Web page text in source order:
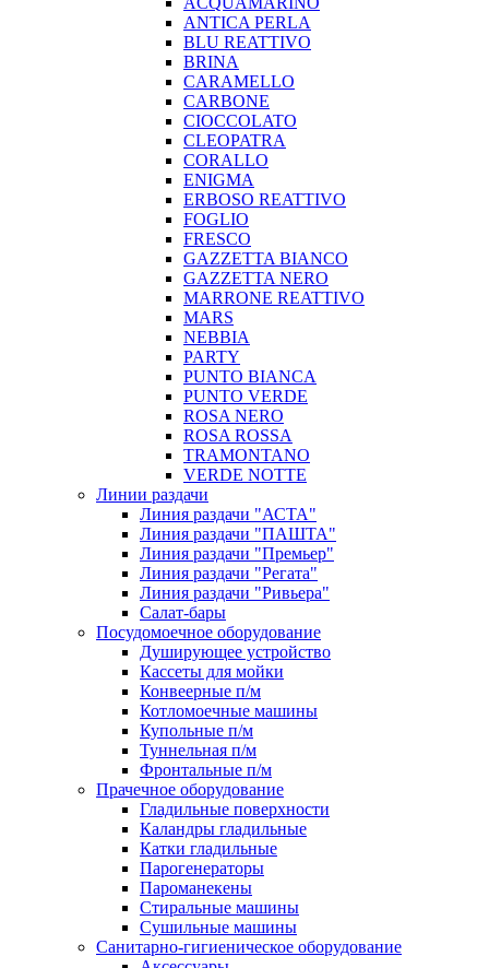
ANTICA PERLA
BLU REATTIVO
BRINA
CARAMELLO
CARBONE
CIOCCOLATO
CLEOPATRA
CORALLO
ENIGMA
ERBOSO REATTIVO
FOGLIO
FRESCO
GAZZETTA BIANCO
GAZZETTA NERO
MARRONE REATTIVO
MARS
NEBBIA
PARTY
PUNTO BIANCA
PUNTO VERDE
ROSA NERO
ROSA ROSSA
TRAMONTANO
VERDE NOTTE
Линии раздачи
Линия раздачи "АСТА"
Линия раздачи "ПАШТА"
Линия раздачи "Премьер"
Линия раздачи "Регата"
Линия раздачи "Ривьера"
Салат-бары
Посудомоечное оборудование
Душирующее устройство
Кассеты для мойки
Конвеерные п/м
Котломоечные машины
Купольные п/м
Туннельная п/м
Фронтальные п/м
Прачечное оборудование
Гладильные поверхности
Каландры гладильные
Катки гладильные
Парогенераторы
Пароманекены
Стиральные машины
Сушильные машины
Санитарно-гигиеническое оборудование